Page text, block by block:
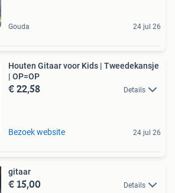
Gouda 24 jul 26
Houten Gitaar voor Kids | Tweedekansje
| OP=OP
€ 22,58 Details
Bezoek website 24 jul 26
gitaar
€ 15,00 Details